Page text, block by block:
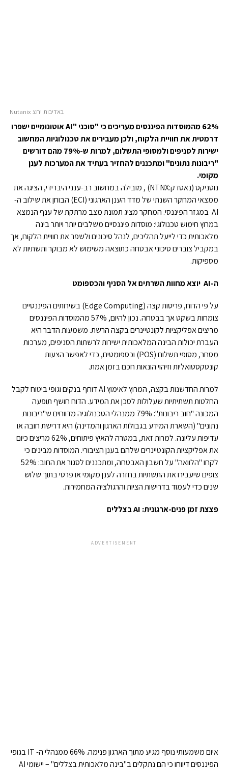
באדיבות יחצ Nutanix
62% מהמוסדות הפיננסים מעריכים כי "סוכני "AI
אוטונומיים ישפרו
דרמטית את חוויית הלקוח,ולכן מעבירים את טכנולוגיות המחשוב
ישירות לסניפים ולמסופי התשלום, למרות ש-79% מהם דורשים
"ריבונות נתונים" ומתכננים להחזיר בעתיד את המערכות לענן
מקומי.
נוטניקס (נאסדק:NTNX) , מובילה במחשוב רב-ענני היברידי, הציגה את
ממצאי המחקר השנתי של מדד הענן הארגוני (ECI) הבוחן את שילוב ה-
AI במגזר הפיננסי. המחקר מציג תמונת מצב מרתקת של ענף הנמצא
במרוץ חימוש טכנולוגי: מוסדות פיננסיים משלבים יותר ויותר בינה
מלאכותית כדי לייעל תהליכים, לנהל סיכונים ולשפר את חוויית הלקוח, אך
במקביל צוברים סיכוני אבטחה כתוצאה משימוש לא מבוקר ותשתיות לא
מספיקות.
ה-AI יוצא מחוות השרתים אל הסניף והכספומט
על פי הדוח, פריסות קצה (Edge Computing) בשירותים הפיננסיים
צומחות בשקט אך בבטחה. נכון להיום, 57% מהמוסדות הפיננסים
מריצים אפליקציות לקונטיינרים בקצה הרשת. משמעות הדבר היא
העברת יכולות הבינה המלאכותית ישירות לרשתות הסניפים, מערכות
מסחר, מסופי תשלום (POS) וכספומטים, כדי לאפשר הצעות
קונטקסטואליות וזיהוי הונאות חכם בזמן אמת.
למרות החדשנות בקצה, המרוץ לאימוץ AI דוחף בנקים וגופי ביטוח לקבל
החלטות תשתיתיות שעלולות לסכן את המידע. הדוח חושף תופעה
המכונה "חוב ריבונות": 79% ממנהלי הטכנולוגיה מדווחים ש"ריבונות
נתונים" (השארת המידע בגבולות הארגון והמדינה) היא דרישת חובה או
עדיפות עליונה. למרות זאת, במטרה להאיץ פיתוחים, 62% מריצים כיום
את אפליקציות הקונטיינרים שלהם בענן הציבורי. המוסדות מבינים כי
לקחו "הלוואה" על חשבון האבטחה, ומתכננים לסגור את החוב: 52%
צופים שיעבירו את התשתיות בחזרה לענן מקומי או פרטי בתוך שלוש
שנים כדי לעמוד בדרישות הציות והרגולציה המחמירות.
פצצת זמן פנים-ארגונית: AI בצללים
ADVERTISEMENT
איום משמעותי נוסף מגיע מתוך הארגון פנימה. 66% ממנהלי ה- IT בגופי
הפיננסים דיווחו כי הם נתקלים ב"בינה מלאכותית בצללים" – יישומי AI